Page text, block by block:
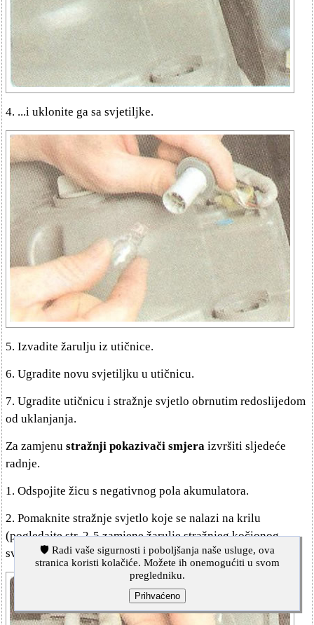
4. ...i uklonite ga sa svjetiljke.
5. Izvadite žarulju iz utičnice.
6. Ugradite novu svjetiljku u utičnicu.
7. Ugradite utičnicu i stražnje svjetlo obrnutim redoslijedom
od uklanjanja.
Za zamjenu stražnji pokazivači smjera izvršiti sljedeće
radnje.
1. Odspojite žicu s negativnog pola akumulatora.
2. Pomaknite stražnje svjetlo koje se nalazi na krilu
(pogledajte str. 2-5 zamjene žarulje stražnjeg kočionog
svjetla i parkirnog svjetla).
🛡️ Radi vaše sigurnosti i poboljšanja naše usluge, ova
stranica koristi kolačiće. Možete ih onemogućiti u svom
pregledniku.
Prihvaćeno